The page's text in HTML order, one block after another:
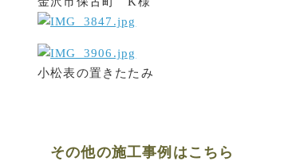
小松表の置きたたみ
その他の施工事例はこちら